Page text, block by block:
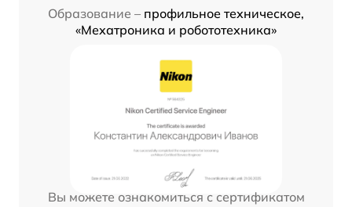
Образование – профильное техническое,
«Мехатроника и робототехника»
Вы можете ознакомиться с сертификатом